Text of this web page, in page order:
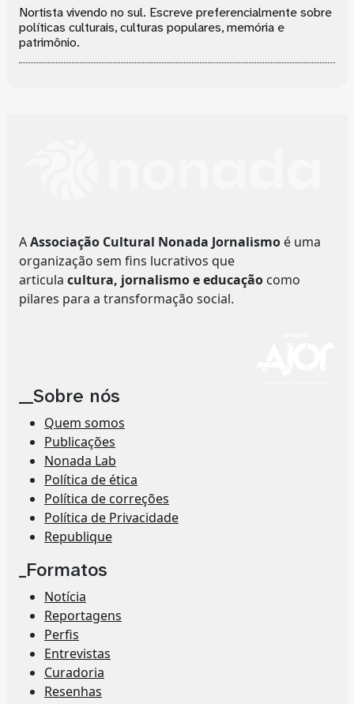
Nortista vivendo no sul. Escreve preferencialmente sobre
políticas culturais, culturas populares, memória e
patrimônio.
AAssociação Cultural Nonada Jornalismo é uma
organização sem fins lucrativos que
articula cultura, jornalismo e educação como
pilares para a transformação social.
__Sobre nós
Quem somos
Publicações
Nonada Lab
Política de ética
Política de correções
Política de Privacidade
Republique
_Formatos
Notícia
Reportagens
Perfis
Entrevistas
Curadoria
Resenhas